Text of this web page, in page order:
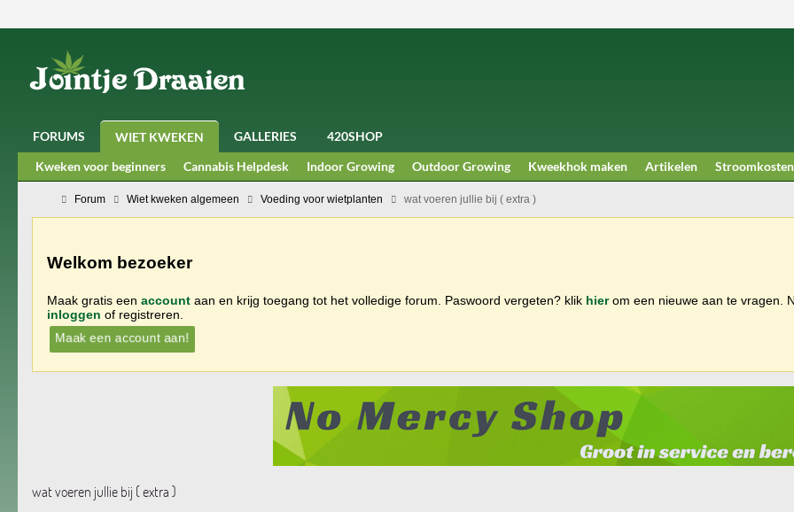
FORUMS WIET KWEKEN GALLERIES
420SHOP
Kweken voor beginners
Cannabis Helpdesk Indoor Growing Outdoor Growing Kweekhok maken Artikelen Stroomkosten
Forum Wiet kweken algemeen Voeding voor wietplanten wat voeren jullie bij ( extra )
Welkom bezoeker
Maak gratis een account aan en krijg toegang tot het volledige forum. Paswoord vergeten? klik hierom een nieuwe aan te vragen.
inloggen of registreren.
Maak een account aan!
wat voeren jullie bij ( extra )